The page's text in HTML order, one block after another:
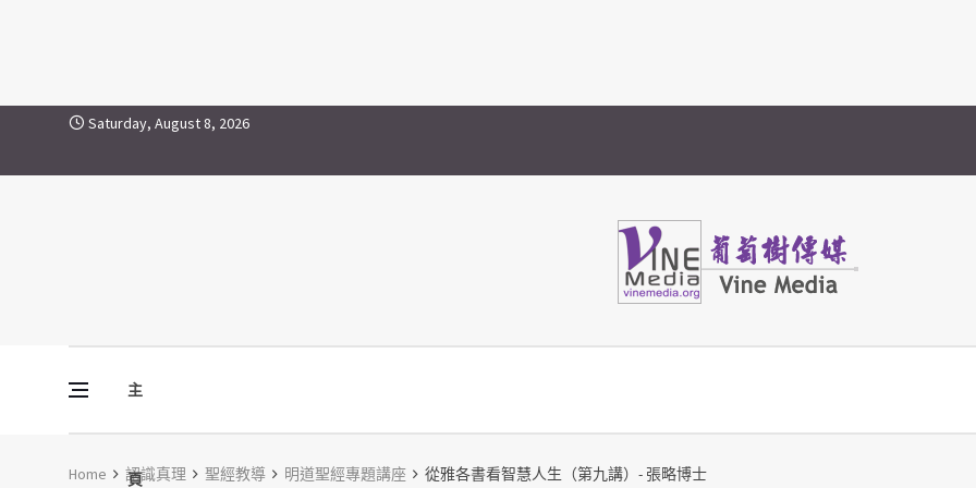
Skip to contentSaturday, August 8, 2026
主
頁
Vine Media
葡萄樹傳媒
Home 認識真理 聖經教導 明道聖經專題講座 從雅各書看智慧人生（第九講）- 張略博士